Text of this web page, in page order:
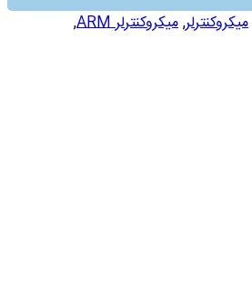
میکروکنترلر,میکروکنترلر ARM
,